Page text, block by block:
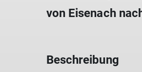
von Eisenach
Beschreibung